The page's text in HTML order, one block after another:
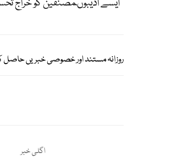
ایسے ادیبوںمصنفین کو خراج
روزانہ مستند اور خصوصی خبریں
اگلی خبر